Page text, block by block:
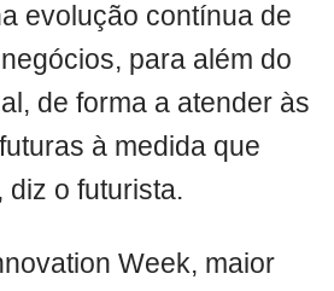
evolução contínua de
para além do
de forma a atender às
à medida que
diz o futurista.
Week, maior